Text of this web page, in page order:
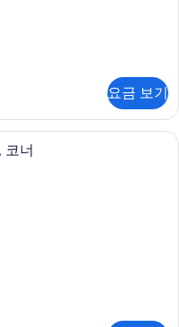
요금 보기
리아 프레떼 시트, 고급 침구, 필로
코너